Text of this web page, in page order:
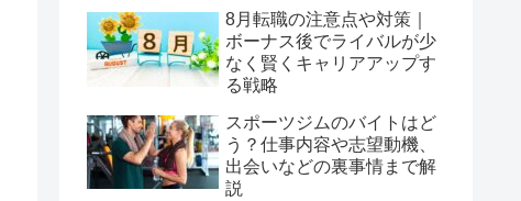
8月転職の注意点や対策｜
ボーナス後でライバルが少
なく賢くキャリアアップす
る戦略
スポーツジムのバイトはど
う？仕事内容や志望動機、
出会いなどの裏事情まで解
説